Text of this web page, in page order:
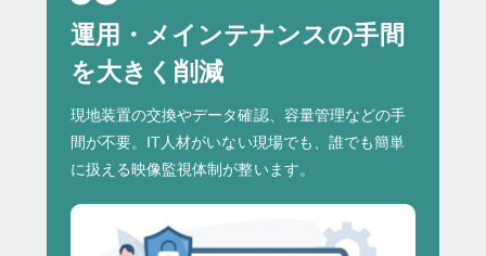
運用・メインテナンスの手間
を大きく削減
現地装置の交換やデータ確認、容量管理などの手
間が不要。IT人材がいない現場でも、誰でも簡単
に扱える映像監視体制が整います。